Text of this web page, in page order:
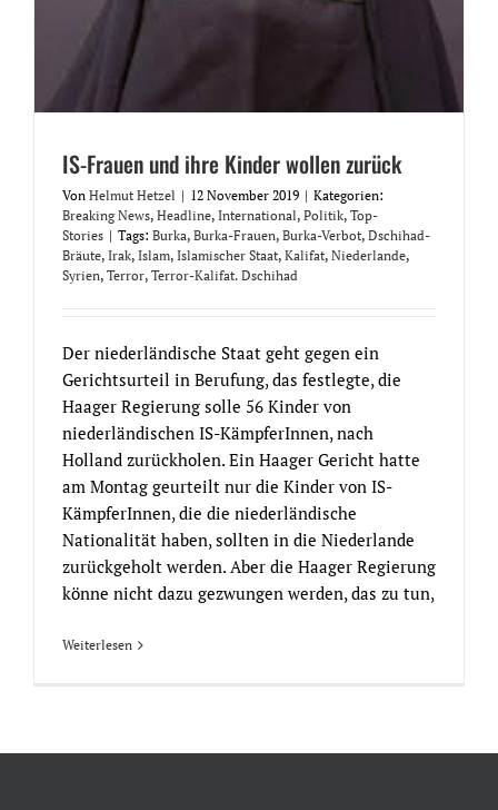
IS-Frauen und ihre Kinder wollen zurück
Von Helmut Hetzel | 12 November 2019 | Kategorien:
Breaking News, Headline, International, Politik, Top-
Stories | Tags: Burka, Burka-Frauen, Burka-Verbot, Dschihad-
Bräute, Irak, Islam, Islamischer Staat, Kalifat, Niederlande,
Syrien, Terror, Terror-Kalifat. Dschihad
Der niederländische Staat geht gegen ein
Gerichtsurteil in Berufung, das festlegte, die
Haager Regierung solle 56 Kinder von
niederländischen IS-KämpferInnen, nach
Holland zurückholen. Ein Haager Gericht hatte
am Montag geurteilt nur die Kinder von IS-
KämpferInnen, die die niederländische
Nationalität haben, sollten in die Niederlande
zurückgeholt werden. Aber die Haager Regierung
könne nicht dazu gezwungen werden, das zu tun,
Weiterlesen